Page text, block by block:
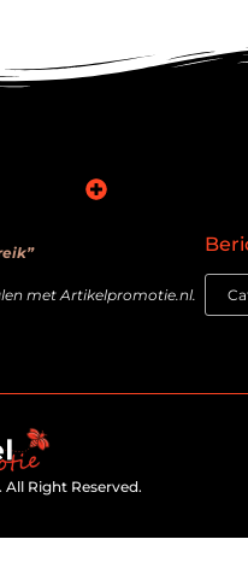
met Artikelpromotie.nl.
All Right Reserved.